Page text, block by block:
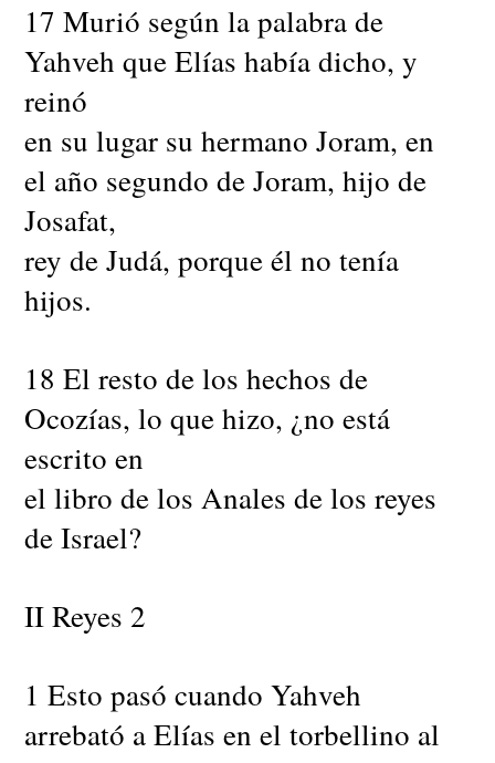
17 Murió según la palabra de
Yahveh que Elías había dicho, y
reinó
en su lugar su hermano Joram, en
el año segundo de Joram, hijo de
Josafat,
rey de Judá, porque él no tenía
hijos.
18 El resto de los hechos de
Ocozías, lo que hizo, ¿no está
escrito en
el libro de los Anales de los reyes
de Israel?
II Reyes 2
1 Esto pasó cuando Yahveh
arrebató a Elías en el torbellino al